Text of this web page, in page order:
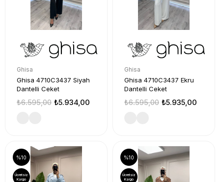
Ghisa
Ghisa 4710C3437 Siyah
Dantelli Ceket
₺5.934,00
₺6.595,00
Ghisa
Ghisa 4710C3437 Ekru
Dantelli Ceket
₺5.935,00
₺6.595,00
%10
Ücretsiz
Kargo
%10
Ücretsiz
Kargo